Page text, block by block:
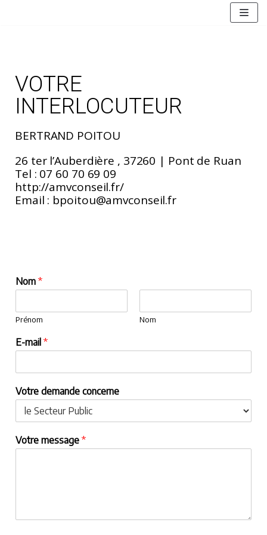
VOTRE
INTERLOCUTEUR
BERTRAND POITOU
26 ter l’Auberdière , 37260 | Pont de Ruan
Tel : 07 60 70 69 09
http://amvconseil.fr/
Email : bpoitou@amvconseil.fr
Nom *
Prénom Nom
E-mail *
Votre demande concerne
Votre message *